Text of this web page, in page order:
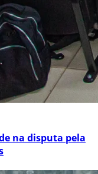
na disputa pela